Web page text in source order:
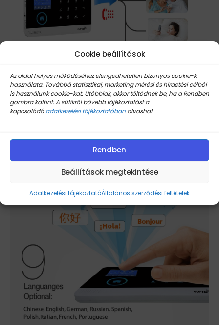
Cookie beállítások
Az oldal helyes működéséhez elengedhetetlen bizonyos cookie-k
használata. Továbbá statisztikai, marketing mérési és hirdetési célból
is használunk cookie-kat. Utóbbiak, akkor töltődnek be, ha a Rendben
gombra kattint. A sütikről bővebb tájékoztatást a
kapcsolódó adatkezelési tájékoztatóban olvashat
Rendben
Beállítások megtekintése
Adatkezelési tájékoztatóÁltalános szerződési feltételek